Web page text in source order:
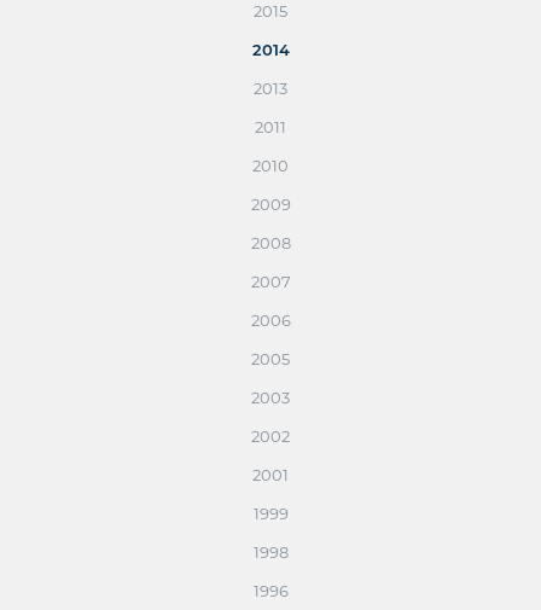
2015
2014
2013
2011
2010
2009
2008
2007
2006
2005
2003
2002
2001
1999
1998
1996